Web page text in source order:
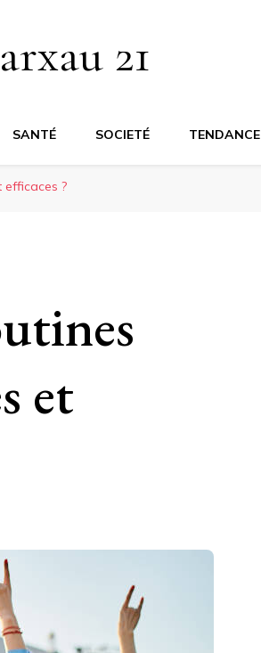
21
SANTÉ SOCIETÉ TENDANCE
efficaces ?
et